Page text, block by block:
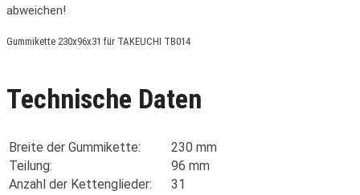
abweichen!
Gummikette 230x96x31 für TAKEUCHI TB014
Technische Daten
Breite der Gummikette:
230 mm
Teilung:
96 mm
Anzahl der Kettenglieder:
31